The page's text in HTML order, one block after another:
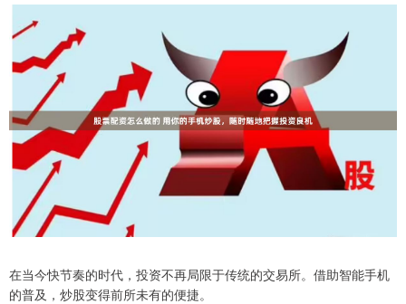
在当今快节奏的时代，投资不再局限于传统的交易所。借助智能手机
的普及，炒股变得前所未有的便捷。